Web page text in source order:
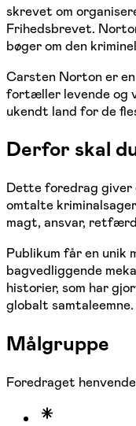
skrevet om
Frihedsbrevet.
bøger om den
Carsten Norton er
fortæller levende og
ukendt land for de
Derfor skal
Dette foredrag giver
omtalte
magt, ansvar,
Publikum får en unik
bagvedliggende
historier, som har
globalt samtaleemne.
Målgruppe
Foredraget